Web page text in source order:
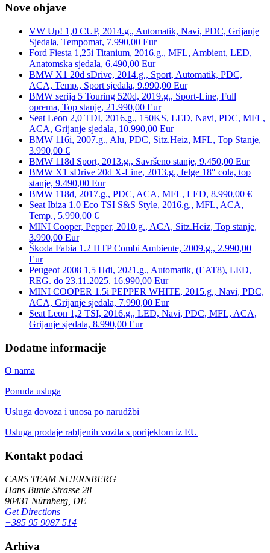
Nove objave
VW Up! 1,0 CUP, 2014.g., Automatik, Navi, PDC, Grijanje
Sjedala, Tempomat, 7.990,00 Eur
Ford Fiesta 1,25i Titanium, 2016.g., MFL, Ambient, LED,
Anatomska sjedala, 6.490,00 Eur
BMW X1 20d sDrive, 2014.g., Sport, Automatik, PDC,
ACA, Temp., Sport sjedala, 9.990,00 Eur
BMW serija 5 Touring 520d, 2019.g., Sport-Line, Full
oprema, Top stanje, 21.990,00 Eur
Seat Leon 2,0 TDI, 2016.g., 150KS, LED, Navi, PDC, MFL,
ACA, Grijanje sjedala, 10.990,00 Eur
BMW 116i, 2007.g., Alu, PDC, Sitz.Heiz, MFL, Top Stanje,
3.990,00 €
BMW 118d Sport, 2013.g., Savršeno stanje, 9.450,00 Eur
BMW X1 sDrive 20d X-Line, 2013.g., felge 18″ cola, top
stanje, 9.490,00 Eur
BMW 118d, 2017.g., PDC, ACA, MFL, LED, 8.990,00 €
Seat Ibiza 1.0 Eco TSI S&S Style, 2016.g., MFL, ACA,
Temp., 5.990,00 €
MINI Cooper, Pepper, 2010.g., ACA, Sitz.Heiz, Top stanje,
3.990,00 Eur
Škoda Fabia 1.2 HTP Combi Ambiente, 2009.g., 2.990,00
Eur
Peugeot 2008 1,5 Hdi, 2021.g., Automatik, (EAT8), LED,
REG. do 23.11.2025. 16.990,00 Eur
MINI COOPER 1.5i PEPPER WHITE, 2015.g., Navi, PDC,
ACA, Grijanje sjedala, 7.990,00 Eur
Seat Leon 1,2 TSI, 2016.g., LED, Navi, PDC, MFL, ACA,
Grijanje sjedala, 8.990,00 Eur
Dodatne informacije
O nama
Ponuda usluga
Usluga dovoza i unosa po narudžbi
Usluga prodaje rabljenih vozila s porijeklom iz EU
Kontakt podaci
CARS TEAM NUERNBERG
Hans Bunte Strasse 28
90431 Nürnberg, DE
Get Directions
+385 95 9087 514
Arhiva